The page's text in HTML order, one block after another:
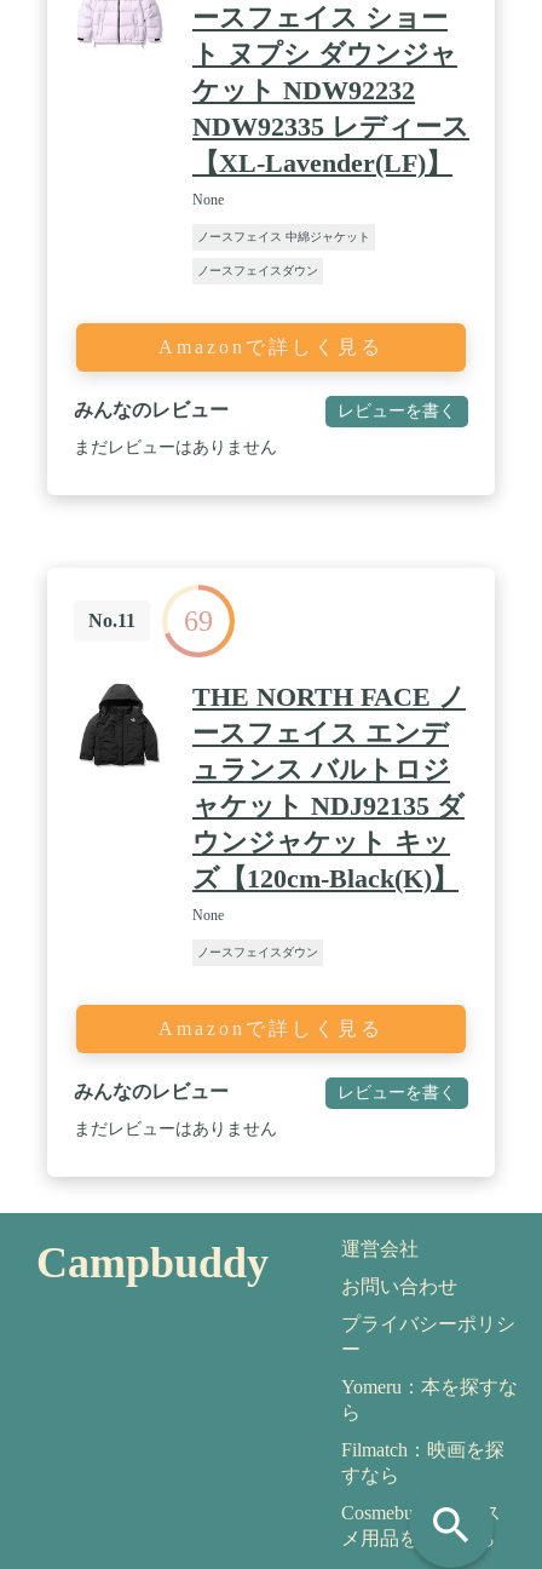
ースフェイス ショー
ト ヌプシ ダウンジャ
ケット NDW92232
NDW92335 レディース
【XL-Lavender(LF)】
None
ノースフェイス 中綿ジャケット
ノースフェイスダウン
Amazonで詳しく見る
みんなのレビュー レビューを書く
まだレビューはありません
No.11 69
THE NORTH FACE ノ
ースフェイス エンデ
ュランス バルトロジ
ャケット NDJ92135 ダ
ウンジャケット キッ
ズ【120cm-Black(K)】
None
ノースフェイスダウン
Amazonで詳しく見る
みんなのレビュー レビューを書く
まだレビューはありません
search
Campbuddy
運営会社
お問い合わせ
プライバシーポリシ
ー
Yomeru：本を探すな
ら
Filmatch：映画を探
すなら
Cosmebuddy：コス
メ用品を探すなら